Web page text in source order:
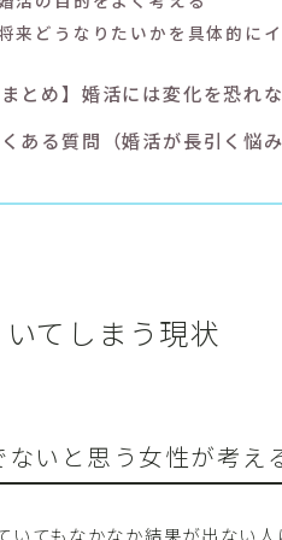
来どうなりたいかを具体的に
とめ】婚活には変化を恐れ
ある質問（婚活が長引く悩み
てしまう現状
いと思う女性が考え
てもなかなか結果が出ない人